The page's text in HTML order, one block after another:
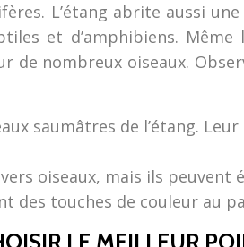
L’étang abrite aussi
et d’amphibiens.
de nombreux oiseaux.
saumâtres de l’étang.
oiseaux, mais ils peuvent
des touches de couleur au
LE MEILLEUR